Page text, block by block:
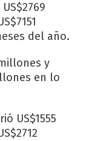
del año.
y
en lo
US$1555